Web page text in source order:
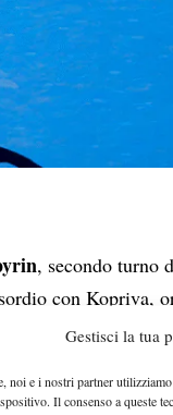
Gestisci la tua
noi e i nostri partner
Il consenso a queste
, secondo turno
con Kopriva,
tabellone.
il best
il lusso di